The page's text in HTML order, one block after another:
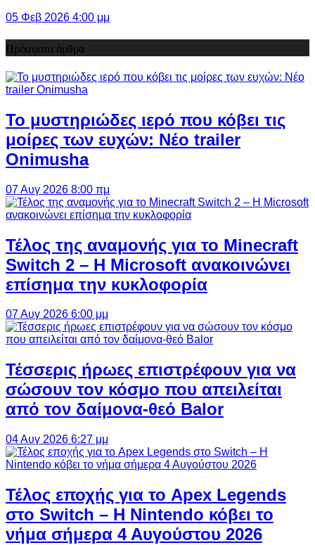
05 Φεβ 2026 4:00 μμ
Πρόσφατα άρθρα
Το μυστηριώδες ιερό που κόβει τις
μοίρες των ευχών: Νέο trailer
Onimusha
07 Αυγ 2026 8:00 πμ
Τέλος της αναμονής για το Minecraft
Switch 2 – Η Microsoft ανακοινώνει
επίσημα την κυκλοφορία
07 Αυγ 2026 6:00 μμ
Τέσσερις ήρωες επιστρέφουν για να
σώσουν τον κόσμο που απειλείται
από τον δαίμονα-θεό Balor
04 Αυγ 2026 6:27 μμ
Τέλος εποχής για το Apex Legends
στο Switch – Η Nintendo κόβει το
νήμα σήμερα 4 Αυγούστου 2026